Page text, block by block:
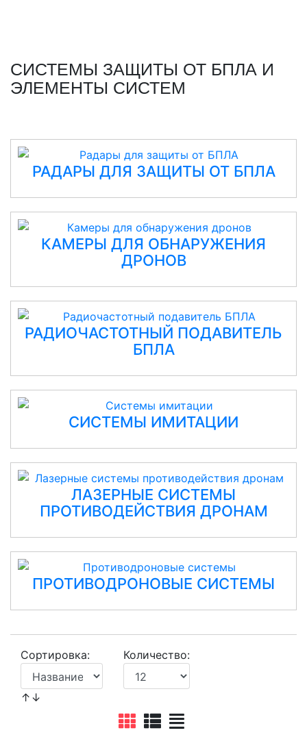
СИСТЕМЫ ЗАЩИТЫ ОТ БПЛА И
ЭЛЕМЕНТЫ СИСТЕМ
РАДАРЫ ДЛЯ ЗАЩИТЫ ОТ БПЛА
КАМЕРЫ ДЛЯ ОБНАРУЖЕНИЯ
ДРОНОВ
РАДИОЧАСТОТНЫЙ ПОДАВИТЕЛЬ
БПЛА
СИСТЕМЫ ИМИТАЦИИ
ЛАЗЕРНЫЕ СИСТЕМЫ
ПРОТИВОДЕЙСТВИЯ ДРОНАМ
ПРОТИВОДРОНОВЫЕ СИСТЕМЫ
Сортировка:
↑↓
Количество: